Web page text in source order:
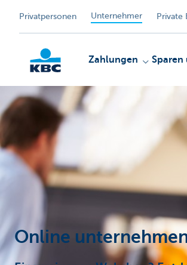
Privatpersonen Unternehmer Private
Zahlungen Sparen
Online